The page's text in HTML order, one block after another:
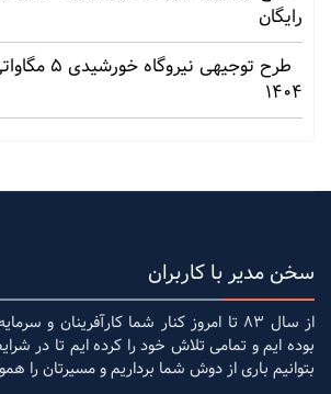
رایگان
طرح توجیهی
1404
سخن مدیر با کاربران
از سال 83 تا امروز کنار شما کارآفرینان و
بوده ایم و تمامی تلاش خود را کرده ایم تا در
بتوانیم باری از دوش شما برداریم و مسیرتان را